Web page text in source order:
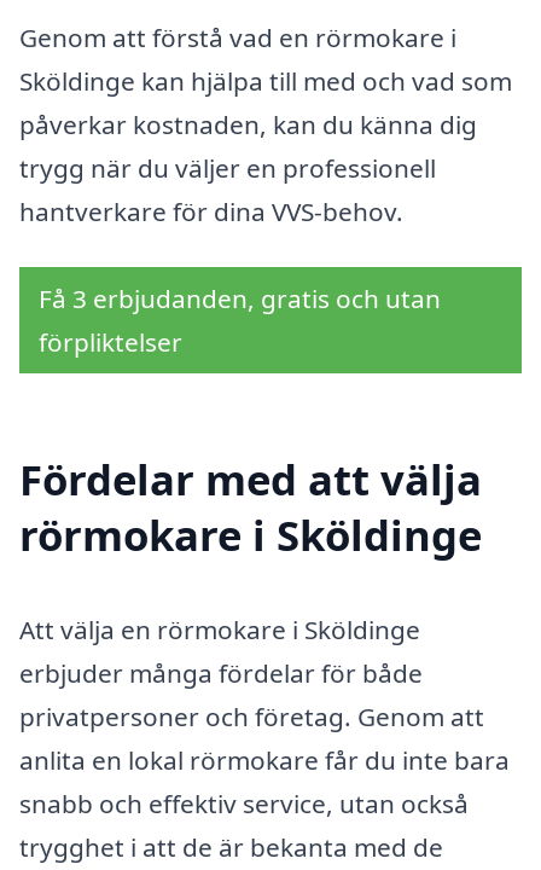
Genom att förstå vad en rörmokare i
Sköldinge kan hjälpa till med och vad som
påverkar kostnaden, kan du känna dig
trygg när du väljer en professionell
hantverkare för dina VVS-behov.
Få 3 erbjudanden, gratis och utan
förpliktelser
Fördelar med att välja
rörmokare i Sköldinge
Att välja en rörmokare i Sköldinge
erbjuder många fördelar för både
privatpersoner och företag. Genom att
anlita en lokal rörmokare får du inte bara
snabb och effektiv service, utan också
trygghet i att de är bekanta med de